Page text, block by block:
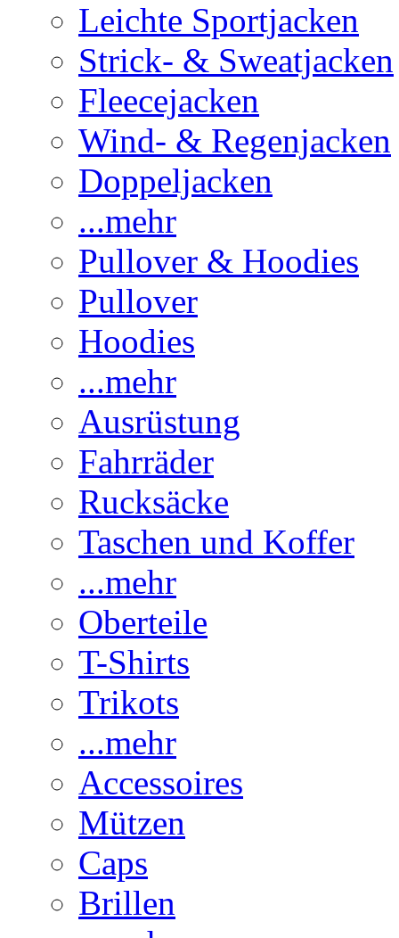
Leichte Sportjacken
Strick- & Sweatjacken
Fleecejacken
Wind- & Regenjacken
Doppeljacken
...mehr
Pullover & Hoodies
Pullover
Hoodies
...mehr
Ausrüstung
Fahrräder
Rucksäcke
Taschen und Koffer
...mehr
Oberteile
T-Shirts
Trikots
...mehr
Accessoires
Mützen
Caps
Brillen